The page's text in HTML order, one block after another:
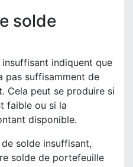
solde
indiquent que
pas suffisamment de
Cela peut se produire si
faible ou si la
disponible.
solde insuffisant,
solde de portefeuille